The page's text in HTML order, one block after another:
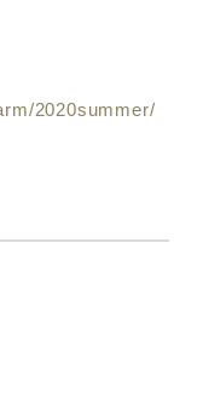
2020summer/